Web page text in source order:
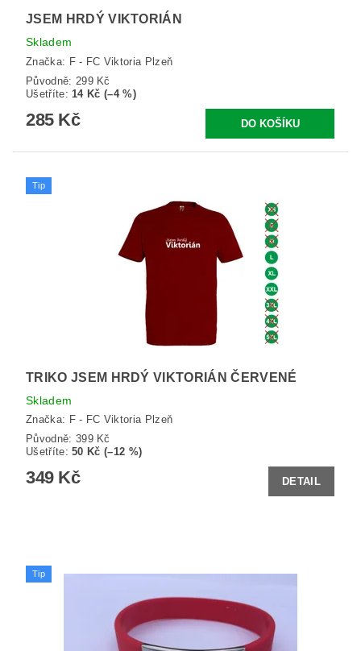
JSEM HRDÝ VIKTORIÁN
Skladem
Značka: F - FC Viktoria Plzeň
Původně: 299 Kč
Ušetříte: 14 Kč (–4 %)
285 Kč
Tip
TRIKO JSEM HRDÝ VIKTORIÁN ČERVENÉ
Skladem
Značka: F - FC Viktoria Plzeň
Původně: 399 Kč
Ušetříte:50 Kč (–12 %)
349 Kč DETAIL
Tip